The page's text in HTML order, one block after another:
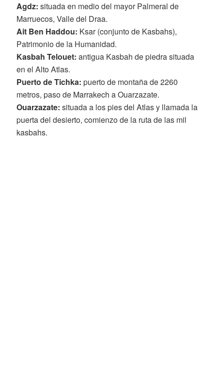
Agdz: situada en medio del mayor Palmeral de
Marruecos, Valle del Draa.
Ait Ben Haddou: Ksar (conjunto de Kasbahs),
Patrimonio de la Humanidad.
Kasbah Telouet: antigua Kasbah de piedra situada
en el Alto Atlas.
Puerto de Tichka: puerto de montaña de 2260
metros, paso de Marrakech a Ouarzazate.
Ouarzazate: situada a los pies del Atlas y llamada la
puerta del desierto, comienzo de la ruta de las mil
kasbahs.